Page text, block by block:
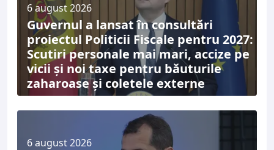
6 august 2026
Guvernul a lansat în consultări
proiectul Politicii Fiscale pentru 2027:
Scutiri personale mai mari, accize pe
vicii și noi taxe pentru băuturile
zaharoase și coletele externe
6 august 2026